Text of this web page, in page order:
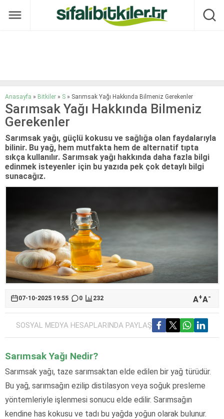
Anasayfa » Bitkiler » S » Sarımsak Yağı Hakkında Bilmeniz Gerekenler
Sarımsak Yağı Hakkında Bilmeniz
Gerekenler
Sarımsak yağı, güçlü kokusu ve sağlığa olan faydalarıyla
bilinir. Bu yağ, hem mutfakta hem de alternatif tıpta
sıkça kullanılır. Sarımsak yağı hakkında daha fazla bilgi
edinmek isteyenler için bu yazıda pek çok detaylı bilgi
sunacağız.
07-10-2025 19:55 0 232 A+A-
SOSYAL MEDYA HESAPLARINDA PAYLAŞ
Sarımsak Yağı Nedir?
Sarımsak yağı, taze sarımsaktan elde edilen bir yağ türüdür.
Bu yağ, sarımsağın ezilip distilasyon veya soğuk presleme
yöntemleriyle işlenmesi sonucu elde edilir. Sarımsağın
kendine has kokusu ve tadı bu yağda yoğun olarak bulunur.